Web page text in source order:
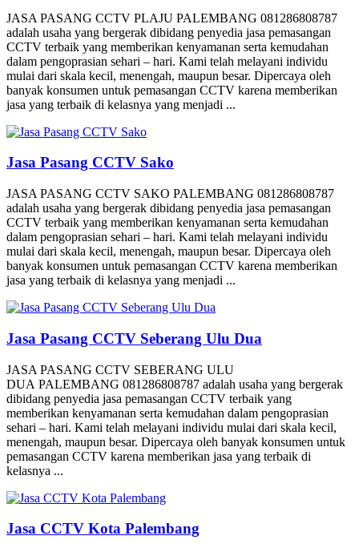
JASA PASANG CCTV PLAJU PALEMBANG 081286808787
adalah usaha yang bergerak dibidang penyedia jasa pemasangan
CCTV terbaik yang memberikan kenyamanan serta kemudahan
dalam pengoprasian sehari – hari. Kami telah melayani individu
mulai dari skala kecil, menengah, maupun besar. Dipercaya oleh
banyak konsumen untuk pemasangan CCTV karena memberikan
jasa yang terbaik di kelasnya yang menjadi ...
Jasa Pasang CCTV Sako
JASA PASANG CCTV SAKO PALEMBANG 081286808787
adalah usaha yang bergerak dibidang penyedia jasa pemasangan
CCTV terbaik yang memberikan kenyamanan serta kemudahan
dalam pengoprasian sehari – hari. Kami telah melayani individu
mulai dari skala kecil, menengah, maupun besar. Dipercaya oleh
banyak konsumen untuk pemasangan CCTV karena memberikan
jasa yang terbaik di kelasnya yang menjadi ...
Jasa Pasang CCTV Seberang Ulu Dua
JASA PASANG CCTV SEBERANG ULU
DUA PALEMBANG 081286808787 adalah usaha yang bergerak
dibidang penyedia jasa pemasangan CCTV terbaik yang
memberikan kenyamanan serta kemudahan dalam pengoprasian
sehari – hari. Kami telah melayani individu mulai dari skala kecil,
menengah, maupun besar. Dipercaya oleh banyak konsumen untuk
pemasangan CCTV karena memberikan jasa yang terbaik di
kelasnya ...
Jasa CCTV Kota Palembang